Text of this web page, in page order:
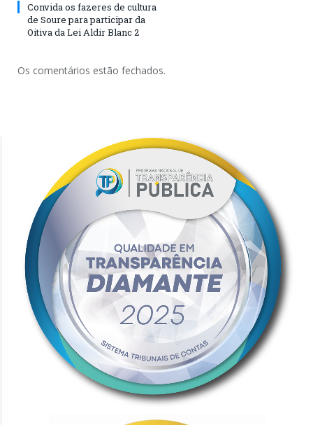
Convida os fazeres de cultura
de Soure para participar da
Oitiva da Lei Aldir Blanc 2
Os comentários estão fechados.